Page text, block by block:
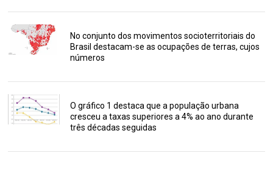
No conjunto dos movimentos socioterritoriais do
Brasil destacam-se as ocupações de terras, cujos
números
O gráfico 1 destaca que a população urbana
cresceu a taxas superiores a 4% ao ano durante
três décadas seguidas